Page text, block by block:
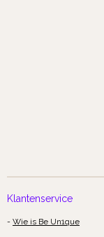
Klantenservice
- Wie is Be Un1que